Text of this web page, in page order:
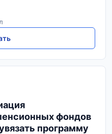
фондов
программу